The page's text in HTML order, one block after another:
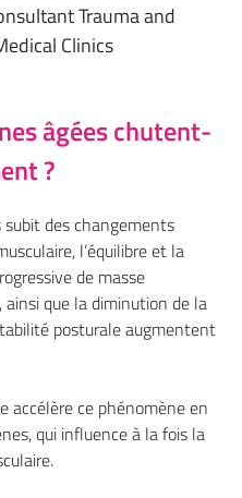
Trauma and
Clinics
âgées chutent-
?
subit des changements
l’équilibre et la
de masse
ainsi que la diminution de la
posturale augmentent
accélère ce phénomène en
qui influence à la fois la